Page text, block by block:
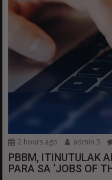
2 hours ago admin 3
PBBM, ITINUTULAK
PARA SA ‘JOBS OF